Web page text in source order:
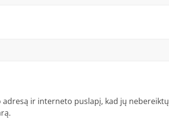
ir interneto puslapį, kad jų nebereiktų